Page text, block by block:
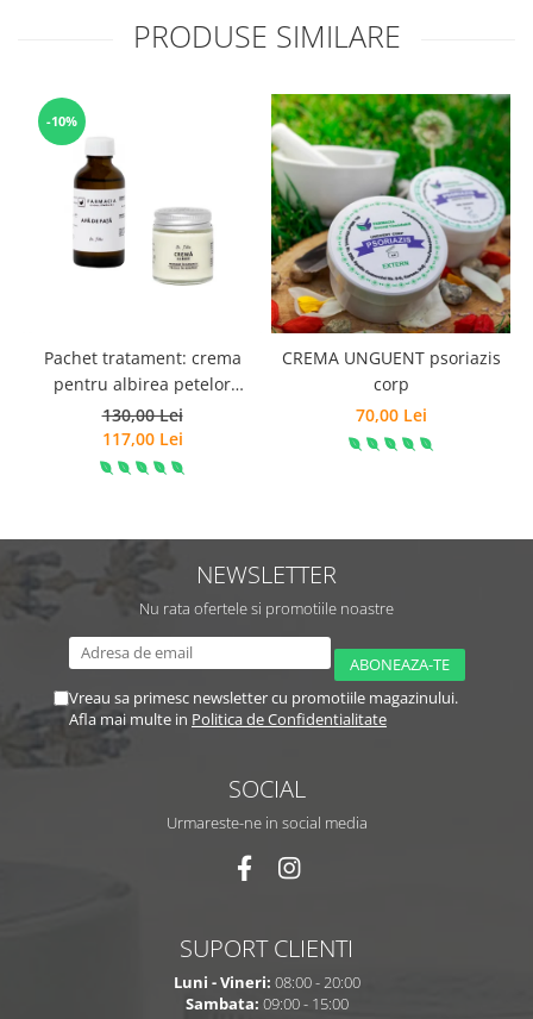
PRODUSE SIMILARE
-10%
Pachet tratament: crema
pentru albirea petelor
pigmentare + apa de fata
pentru ten patat
130,00 Lei
117,00 Lei
CREMA UNGUENT psoriazis
corp
70,00 Lei
NEWSLETTER
Nu rata ofertele si promotiile noastre
Vreau sa primesc newsletter cu promotiile magazinului.
Afla mai multe in Politica de Confidentialitate
SOCIAL
Urmareste-ne in social media
SUPORT CLIENTI
Luni - Vineri: 08:00 - 20:00
Sambata: 09:00 - 15:00